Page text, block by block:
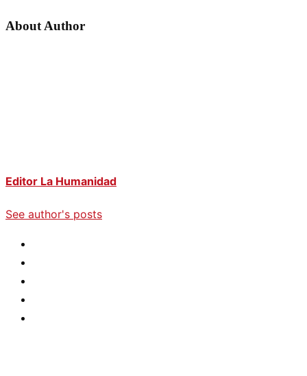
About Author
Editor La Humanidad
See author's posts